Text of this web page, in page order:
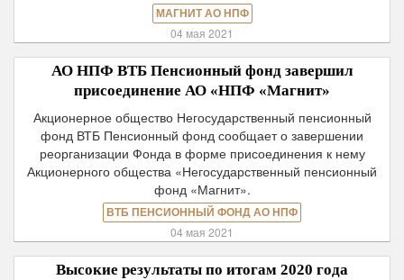
МАГНИТ АО НПФ
04 мая 2021
АО НПФ ВТБ Пенсионный фонд завершил
присоединение АО «НПФ «Магнит»
Акционерное общество Негосударственный пенсионный
фонд ВТБ Пенсионный фонд сообщает о завершении
реорганизации Фонда в форме присоединения к нему
Акционерного общества «Негосударственный пенсионный
фонд «Магнит».
ВТБ ПЕНСИОННЫЙ ФОНД АО НПФ
04 мая 2021
Высокие результаты по итогам 2020 года